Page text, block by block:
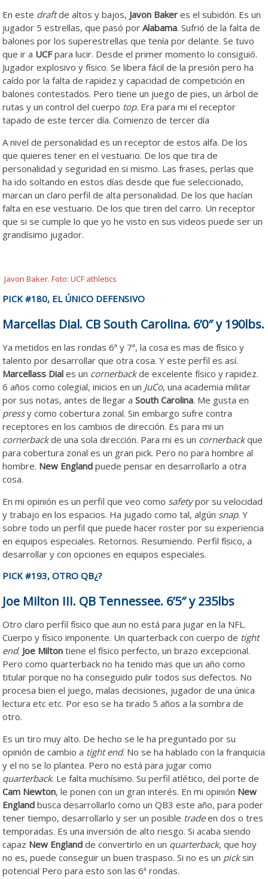
En este draftde altos y bajos, Javon Baker es el subidón. Es un
jugador 5 estrellas, que pasó porAlabama. Sufrió de la falta de
balones por los superestrellas que tenía por delante. Se tuvo
que ir a UCFpara lucir. Desde el primer momento lo consiguió.
Jugador explosivo y físico. Se libera fácil de la presión pero ha
caído por la falta de rapidez y capacidad de competición en
balones contestados. Pero tiene un juego de pies, un árbol de
rutas y un control del cuerpo top. Era para mi el receptor
tapado de este tercer día. Comienzo de tercer día
A nivel de personalidad es un receptor de estos alfa. De los
que quieres tener en el vestuario. De los que tira de
personalidad y seguridad en si mismo. Las frases, perlas que
ha ido soltando en estos días desde que fue seleccionado,
marcan un claro perfil de alta personalidad. De los que hacían
falta en ese vestuario. De los que tiren del carro. Un receptor
que si se cumple lo que yo he visto en sus videos puede ser un
grandísimo jugador.
Javon Baker. Foto: UCF athletics
PICK #180, EL ÚNICO DEFENSIVO
Marcellas Dial. CB South Carolina. 6’0″ y 190lbs.
Ya metidos en las rondas 6ª y 7ª, la cosa es mas de físico y
talento por desarrollar que otra cosa. Y este perfil es así.
Marcellass Dial es un cornerbackde excelente físico y rapidez.
6 años como colegial, inicios en un JuCo, una academia militar
por sus notas, antes de llegar aSouth Carolina. Me gusta en
pressy como cobertura zonal. Sin embargo sufre contra
receptores en los cambios de dirección. Es para mi un
cornerbackde una sola dirección. Para mi es un cornerbackque
para cobertura zonal es un gran pick. Pero no para hombre al
hombre. New England puede pensar en desarrollarlo a otra
cosa.
En mi opinión es un perfil que veo como safetypor su velocidad
y trabajo en los espacios. Ha jugado como tal, algún snap. Y
sobre todo un perfil que puede hacer roster por su experiencia
en equipos especiales. Retornos. Resumiendo. Perfil físico, a
desarrollar y con opciones en equipos especiales.
PICK #193, OTRO QB¿?
Joe Milton III. QB Tennessee. 6’5″ y 235lbs
Otro claro perfil físico que aun no está para jugar en la NFL.
Cuerpo y físico imponente. Un quarterback con cuerpo de tight
end. Joe Milton tiene el físico perfecto, un brazo excepcional.
Pero como quarterback no ha tenido mas que un año como
titular porque no ha conseguido pulir todos sus defectos. No
procesa bien el juego, malas decisiones, jugador de una única
lectura etc etc. Por eso se ha tirado 5 años a la sombra de
otro.
Es un tiro muy alto. De hecho se le ha preguntado por su
opinión de cambio a tight end. No se ha hablado con la franquicia
y el no se lo plantea. Pero no está para jugar como
quarterback. Le falta muchísimo. Su perfil atlético, del porte de
Cam Newton, le ponen con un gran interés. En mi opinión New
England busca desarrollarlo como un QB3 este año, para poder
tener tiempo, desarrollarlo y ser un posible tradeen dos o tres
temporadas. Es una inversión de alto riesgo. Si acaba siendo
capaz New England de convertirlo en un quarterback, que hoy
no es, puede conseguir un buen traspaso. Si no es un picksin
potencial Pero para esto son las 6ª rondas.